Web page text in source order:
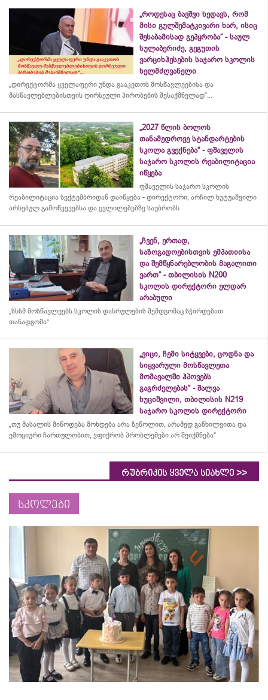
„როდესაც ბავშვი ხედავს, რომ
მისი გულშემატკივარი ხარ, ისიც
შესაბამისად გეპყრობა“ - საულ
სულაბერიძე, გეგუთის
ვარციხჰესების საჯარო სკოლის
ხელმძღვანელი
„დირექტორმა ყველაფერი უნდა გააკეთოს მოსწავლეებისა და
მასწავლებლებისთვის ღირსეული პირობების შესაქმნელად“...
„2027 წლის ბოლოს
თანამედროვე სტანდარტების
სკოლა გვექნება“ - ფშაველის
საჯარო სკოლის რეაბილიტაცია
იწყება
ფშაველის საჯარო სკოლის
რეაბილიტაცია სექტემბრიდან დაიწყება - დირექტორი, არჩილ ხუტუაშვილი
არსებულ გამოწვევებსა და ცვლილებებზე საუბრობს
„ჩვენ, ერთად,
საზოგადოებისთვის ემპათიისა
და შემწყნარებლობის მაგალითი
ვართ“ - თბილისის N200
სკოლის დირექტორი ელდარ
არაბული
„სსსმ მოსწავლეებს სკოლის დასრულების შემდგომაც სჭირდებათ
თანადგომა“
„ვიცი, ჩემი სიტყვები, ცოდნა და
სიყვარული მოსწავლეთა
მომავალში ჰპოვებს
გაგრძელებას“ - შალვა
ხუციშვილი, თბილისის N219
საჯარო სკოლის დირექტორი
„თუ მასალის მიწოდება მოხდება არა ზეწოლით, არამედ განხილვითა და
ემოციური ჩართულობით, ვფიქრობ პრობლემები არ შეიქმნება“
რუბრიკის ყველა სიახლე >>
სკოლები